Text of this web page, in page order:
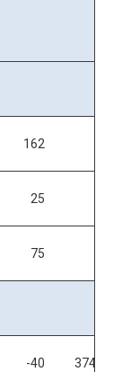
162
25
75
-40 374